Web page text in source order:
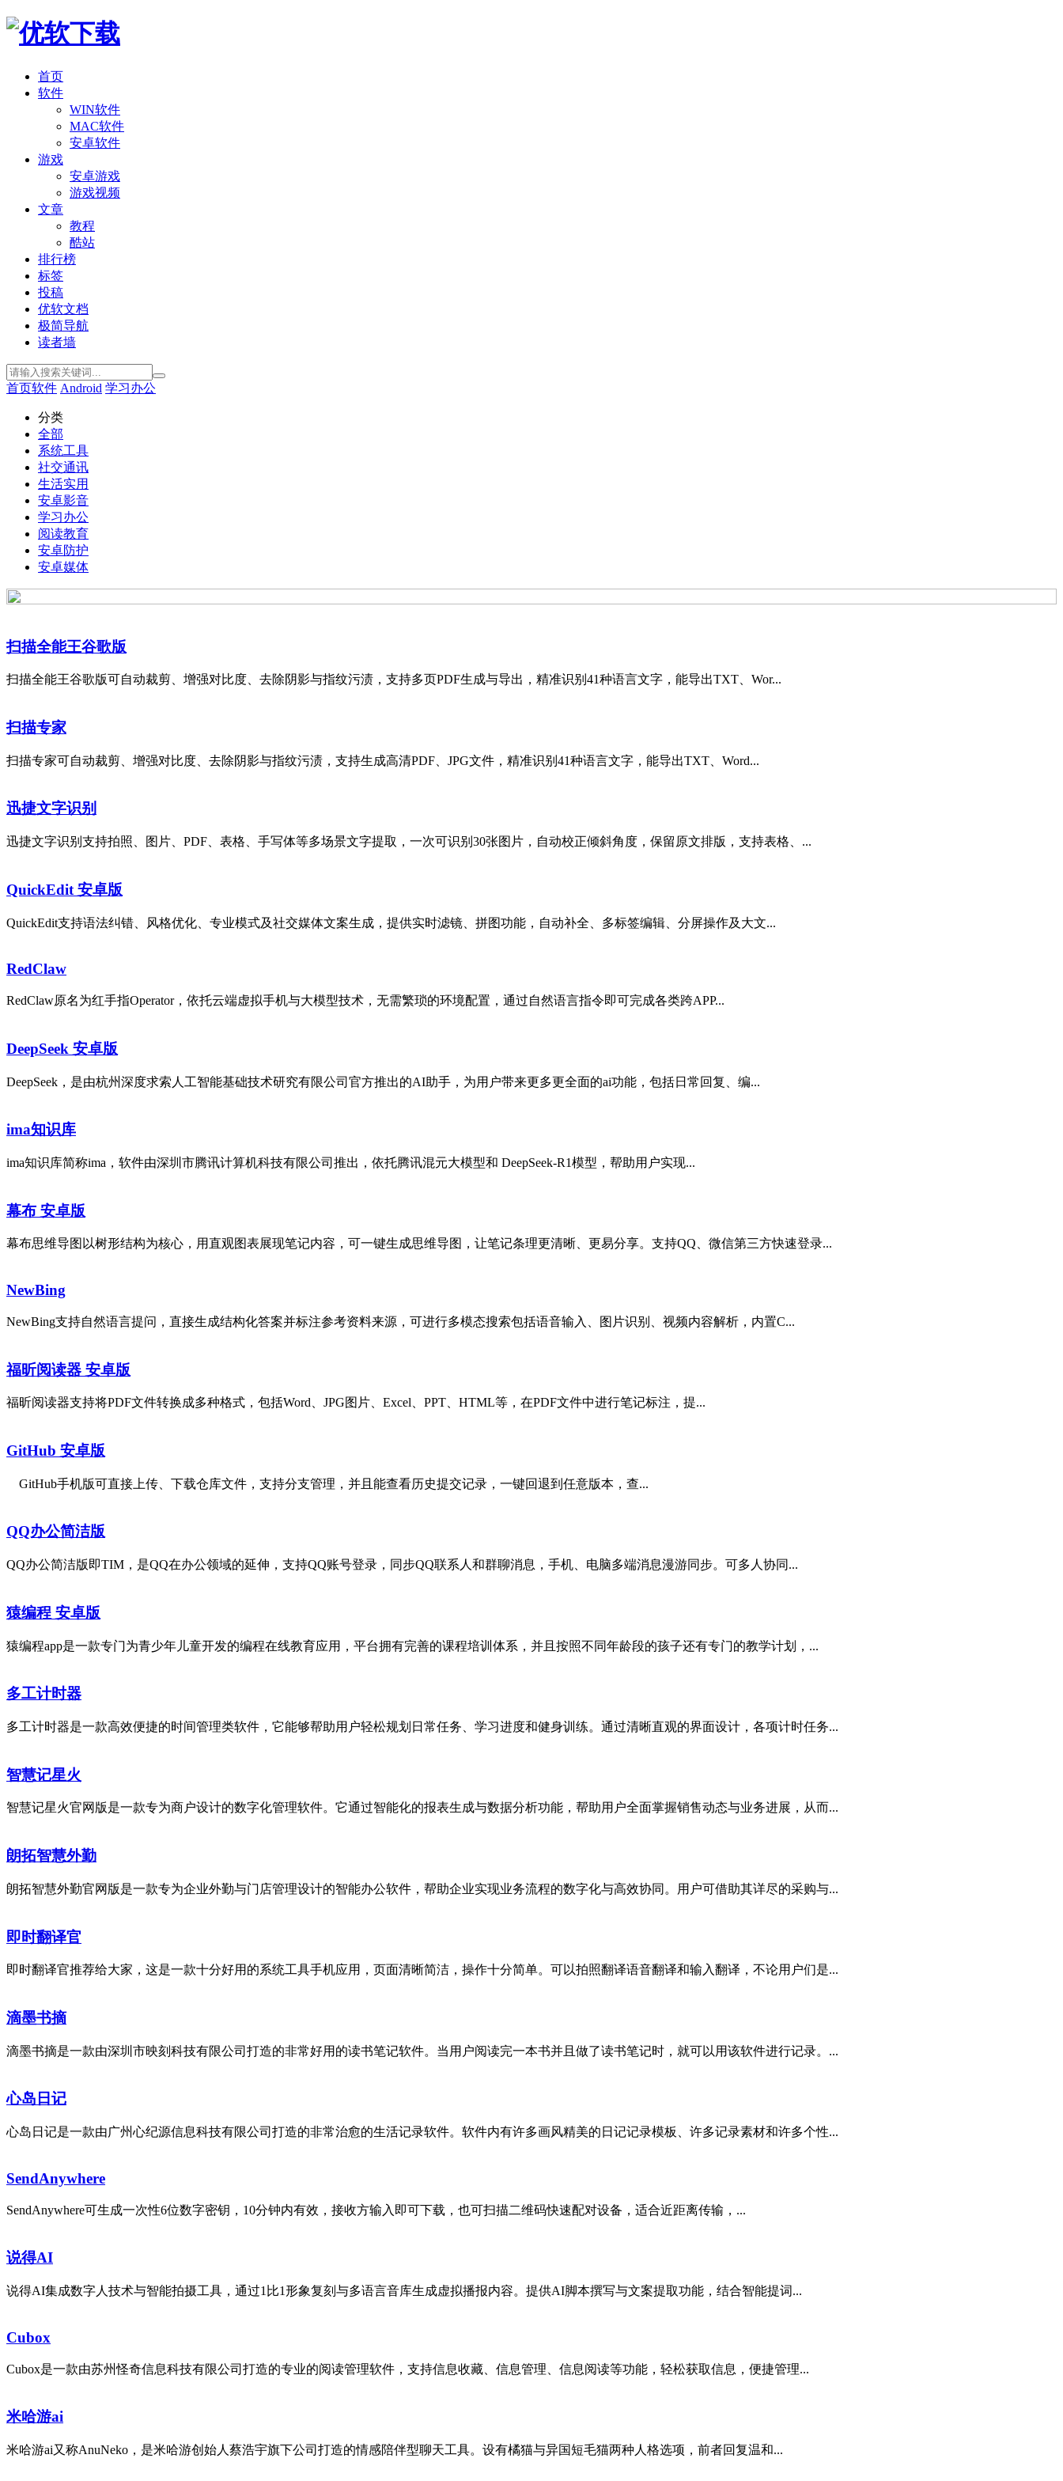
首页
软件
WIN软件
MAC软件
安卓软件
游戏
安卓游戏
游戏视频
文章
教程
酷站
排行榜
标签
投稿
优软文档
极简导航
读者墙
首页软件 Android 学习办公
分类
全部
系统工具
社交通讯
生活实用
安卓影音
学习办公
阅读教育
安卓防护
安卓媒体
扫描全能王谷歌版
扫描全能王谷歌版可自动裁剪、增强对比度、去除阴影与指纹污渍，支持多页PDF生成与导出，精准识别41种语言文字，能导出TXT、Wor...
扫描专家
扫描专家可自动裁剪、增强对比度、去除阴影与指纹污渍，支持生成高清PDF、JPG文件，精准识别41种语言文字，能导出TXT、Word...
迅捷文字识别
迅捷文字识别支持拍照、图片、PDF、表格、手写体等多场景文字提取，一次可识别30张图片，自动校正倾斜角度，保留原文排版，支持表格、...
QuickEdit 安卓版
QuickEdit支持语法纠错、风格优化、专业模式及社交媒体文案生成，提供实时滤镜、拼图功能，自动补全、多标签编辑、分屏操作及大文...
RedClaw
RedClaw原名为红手指Operator，依托云端虚拟手机与大模型技术，无需繁琐的环境配置，通过自然语言指令即可完成各类跨APP...
DeepSeek 安卓版
DeepSeek，是由杭州深度求索人工智能基础技术研究有限公司官方推出的AI助手，为用户带来更多更全面的ai功能，包括日常回复、编...
ima知识库
ima知识库简称ima，软件由深圳市腾讯计算机科技有限公司推出，依托腾讯混元大模型和 DeepSeek-R1模型，帮助用户实现...
幕布 安卓版
幕布思维导图以树形结构为核心，用直观图表展现笔记内容，可一键生成思维导图，让笔记条理更清晰、更易分享。支持QQ、微信第三方快速登录...
NewBing
NewBing支持自然语言提问，直接生成结构化答案并标注参考资料来源，可进行多模态搜索包括语音输入、图片识别、视频内容解析，内置C...
福昕阅读器 安卓版
福昕阅读器支持将PDF文件转换成多种格式，包括Word、JPG图片、Excel、PPT、HTML等，在PDF文件中进行笔记标注，提...
GitHub 安卓版
GitHub手机版可直接上传、下载仓库文件，支持分支管理，并且能查看历史提交记录，一键回退到任意版本，查...
QQ办公简洁版
QQ办公简洁版即TIM，是QQ在办公领域的延伸，支持QQ账号登录，同步QQ联系人和群聊消息，手机、电脑多端消息漫游同步。可多人协同...
猿编程 安卓版
猿编程app是一款专门为青少年儿童开发的编程在线教育应用，平台拥有完善的课程培训体系，并且按照不同年龄段的孩子还有专门的教学计划，...
多工计时器
多工计时器是一款高效便捷的时间管理类软件，它能够帮助用户轻松规划日常任务、学习进度和健身训练。通过清晰直观的界面设计，各项计时任务...
智慧记星火
智慧记星火官网版是一款专为商户设计的数字化管理软件。它通过智能化的报表生成与数据分析功能，帮助用户全面掌握销售动态与业务进展，从而...
朗拓智慧外勤
朗拓智慧外勤官网版是一款专为企业外勤与门店管理设计的智能办公软件，帮助企业实现业务流程的数字化与高效协同。用户可借助其详尽的采购与...
即时翻译官
即时翻译官推荐给大家，这是一款十分好用的系统工具手机应用，页面清晰简洁，操作十分简单。可以拍照翻译语音翻译和输入翻译，不论用户们是...
滴墨书摘
滴墨书摘是一款由深圳市映刻科技有限公司打造的非常好用的读书笔记软件。当用户阅读完一本书并且做了读书笔记时，就可以用该软件进行记录。...
心岛日记
心岛日记是一款由广州心纪源信息科技有限公司打造的非常治愈的生活记录软件。软件内有许多画风精美的日记记录模板、许多记录素材和许多个性...
SendAnywhere
SendAnywhere可生成一次性6位数字密钥，10分钟内有效，接收方输入即可下载，也可扫描二维码快速配对设备，适合近距离传输，...
说得AI
说得AI集成数字人技术与智能拍摄工具，通过1比1形象复刻与多语言音库生成虚拟播报内容。提供AI脚本撰写与文案提取功能，结合智能提词...
Cubox
Cubox是一款由苏州怪奇信息科技有限公司打造的专业的阅读管理软件，支持信息收藏、信息管理、信息阅读等功能，轻松获取信息，便捷管理...
米哈游ai
米哈游ai又称AnuNeko，是米哈游创始人蔡浩宇旗下公司打造的情感陪伴型聊天工具。设有橘猫与异国短毛猫两种人格选项，前者回复温和...